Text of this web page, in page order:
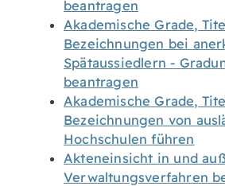
beantragen
Akademische Grade,
Bezeichnungen bei
Spätaussiedlern -
beantragen
Akademische Grade,
Bezeichnungen von
Hochschulen führen
Akteneinsicht in und
Verwaltungsverfahren